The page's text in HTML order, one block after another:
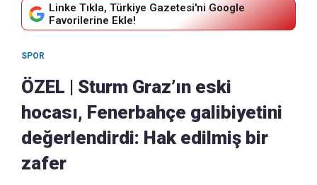
Linke Tıkla, Türkiye Gazetesi'ni Google
Favorilerine Ekle!
SPOR
ÖZEL | Sturm Graz’ın eski
hocası, Fenerbahçe galibiyetini
değerlendirdi: Hak edilmiş bir
zafer